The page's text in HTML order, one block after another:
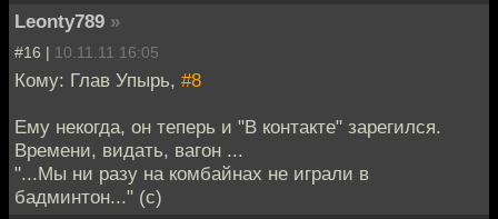
Leonty789 »
#16 | 10.11.11 16:05
Кому: Глав Упырь, #8
Ему некогда, он теперь и "В контакте" зарегился.
Времени, видать, вагон ...
"...Мы ни разу на комбайнах не играли в
бадминтон..." (с)